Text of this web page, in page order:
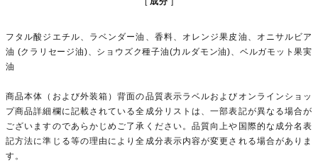
フタル酸ジエチル、ラベンダー油、香料、オレンジ果皮油、オニサルビア
油 (クラリセージ油)、ショウズク種子油(力ルダモン油)、ベルガモット果実
油
商品本体（および外装箱）背面の品質表示ラベルおよびオンラインショッ
プ商品詳細欄に記載されている全成分リストは、一部表記が異なる場合が
ございますのであらかじめご了承ください。品質向上や国際的な成分名表
記方法に準じる等の理由により全成分表示内容が変更される場合がありま
す。